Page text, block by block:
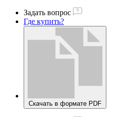
Задать вопрос
Где купить?
Скачать в формате PDF